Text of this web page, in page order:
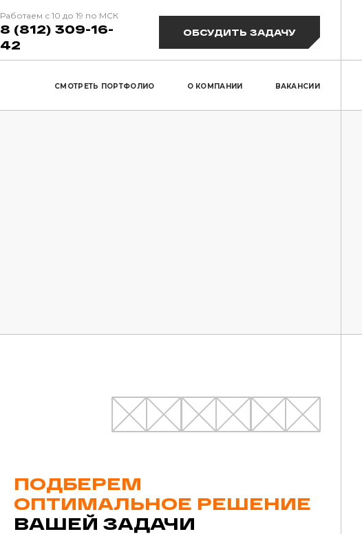
Работаем с 10 до 19 по МСК
8 (812) 309-16-
42
ОБСУДИТЬ ЗАДАЧУ
СМОТРЕТЬ ПОРТФОЛИО О КОМПАНИИ ВАКАНСИИ
ПОДБЕРЕМ
ОПТИМАЛЬНОЕ РЕШЕНИЕ
ВАШЕЙ ЗАДАЧИ